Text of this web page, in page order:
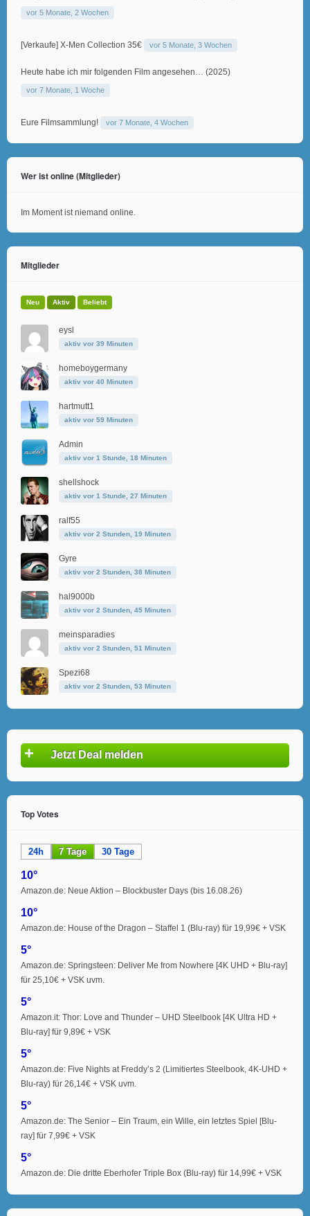
vor 5 Monate, 2 Wochen
[Verkaufe] X-Men Collection 35€ vor 5 Monate, 3 Wochen
Heute habe ich mir folgenden Film angesehen… (2025)
vor 7 Monate, 1 Woche
Eure Filmsammlung! vor 7 Monate, 4 Wochen
Wer ist online (Mitglieder)
Im Moment ist niemand online.
Mitglieder
Neu Aktiv Beliebt
eysl
aktiv vor 39 Minuten
homeboygermany
aktiv vor 40 Minuten
hartmutt1
aktiv vor 59 Minuten
Admin
aktiv vor 1 Stunde, 18 Minuten
shellshock
aktiv vor 1 Stunde, 27 Minuten
ralf55
aktiv vor 2 Stunden, 19 Minuten
Gyre
aktiv vor 2 Stunden, 38 Minuten
hal9000b
aktiv vor 2 Stunden, 45 Minuten
meinsparadies
aktiv vor 2 Stunden, 51 Minuten
Spezi68
aktiv vor 2 Stunden, 53 Minuten
+ Jetzt Deal melden
Top Votes
24h 7 Tage 30 Tage
10°
Amazon.de: Neue Aktion – Blockbuster Days (bis 16.08.26)
10°
Amazon.de: House of the Dragon – Staffel 1 (Blu-ray) für 19,99€ + VSK
5°
Amazon.de: Springsteen: Deliver Me from Nowhere [4K UHD + Blu-ray]
für 25,10€ + VSK uvm.
5°
Amazon.it: Thor: Love and Thunder – UHD Steelbook [4K Ultra HD +
Blu-ray] für 9,89€ + VSK
5°
Amazon.de: Five Nights at Freddy’s 2 (Limitiertes Steelbook, 4K-UHD +
Blu-ray) für 26,14€ + VSK uvm.
5°
Amazon.de: The Senior – Ein Traum, ein Wille, ein letztes Spiel [Blu-
ray] für 7,99€ + VSK
5°
Amazon.de: Die dritte Eberhofer Triple Box (Blu-ray) für 14,99€ + VSK